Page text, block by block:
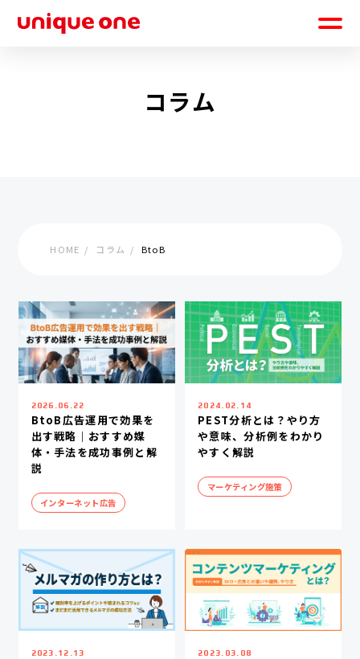
コラム
HOME コラム BtoB
2026.06.22
BtoB広告運用で効果を
出す戦略｜おすすめ媒
体・手法を成功事例と解
説
インターネット広告
2024.02.14
PEST分析とは？やり方
や意味、分析例をわかり
やすく解説
マーケティング施策
2023.12.13 2023.03.08